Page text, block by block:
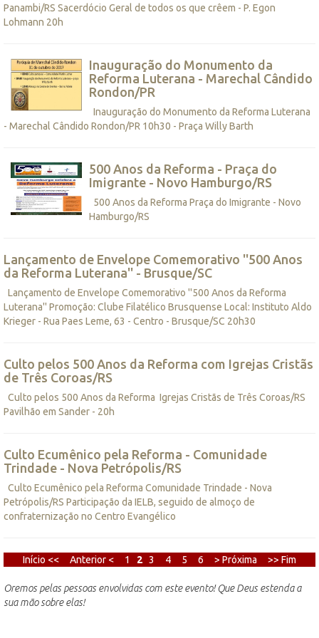
Panambi/RS Sacerdócio Geral de todos os que crêem - P. Egon
Lohmann 20h
Inauguração do Monumento da
Reforma Luterana - Marechal Cândido
Rondon/PR
Inauguração do Monumento da Reforma Luterana
- Marechal Cândido Rondon/PR 10h30 - Praça Willy Barth
500 Anos da Reforma - Praça do
Imigrante - Novo Hamburgo/RS
500 Anos da Reforma Praça do Imigrante - Novo
Hamburgo/RS
Lançamento de Envelope Comemorativo ''500 Anos
da Reforma Luterana'' - Brusque/SC
Lançamento de Envelope Comemorativo ''500 Anos da Reforma
Luterana'' Promoção: Clube Filatélico Brusquense Local: Instituto Aldo
Krieger - Rua Paes Leme, 63 - Centro - Brusque/SC 20h30
Culto pelos 500 Anos da Reforma com Igrejas Cristãs
de Três Coroas/RS
Culto pelos 500 Anos da Reforma Igrejas Cristãs de Três Coroas/RS
Pavilhão em Sander - 20h
Culto Ecumênico pela Reforma - Comunidade
Trindade - Nova Petrópolis/RS
Culto Ecumênico pela Reforma Comunidade Trindade - Nova
Petrópolis/RS Participação da IELB, seguido de almoço de
confraternização no Centro Evangélico
Início << Anterior < 1 2 3 4 5 6 > Próxima >> Fim
Oremos pelas pessoas envolvidas com este evento! Que Deus estenda a
sua mão sobre elas!